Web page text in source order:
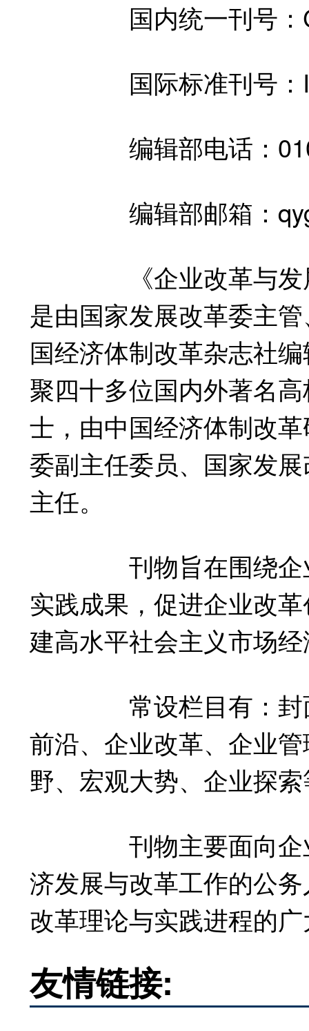
国内统一刊号：
国际标准刊号：
编辑部电话：
编辑部邮箱：
《企业改革与发
是由国家发展改革委主
国经济体制改革杂志社
聚四十多位国内外著名
士，由中国经济体制改
委副主任委员、国家发
主任。
刊物旨在围绕企
实践成果，促进企业改
建高水平社会主义市场
常设栏目有：封
前沿、企业改革、企业
野、宏观大势、企业探
刊物主要面向企
济发展与改革工作的公
改革理论与实践进程的
友情链接: